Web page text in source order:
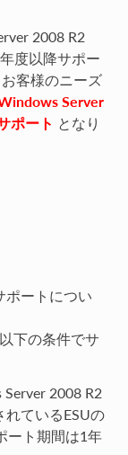
2008 R2
度以降サポー
客様のニーズ
Server
ポート となり
ポートについ
下の条件でサ
2008 R2
れているESUの
ート期間は1年